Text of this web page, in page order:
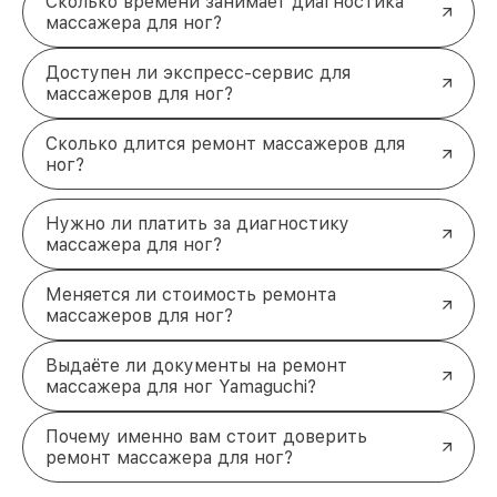
оплата удобным способом, а также доставка
устройства после ремонта.
Решение распространённых
неисправностей массажеров для
ног Yamaguchi
Устройства Yamaguchi требуют своевременного
вмешательства при любых признаках
неисправности. В рамках ремонта выполняются
следующие работы:
Комплексная чистка массажера для ног
Yamaguchi для удаления загрязнений и
восстановления работоспособности.
Ремонт кнопки управления, включая замену
изношенных или повреждённых элементов.
Настройка и калибровка устройства для
обеспечения корректной работы всех
функций.
Ремонт корпуса массажера, предполагающий
механических повреждений.
Замена шнура питания для обеспечения
безопасной эксплуатации прибора.
массажера для ног?
Доступен ли экспресс-сервис для
массажеров для ног?
Сколько длится ремонт массажеров для
ног?
Нужно ли платить за диагностику
массажера для ног?
Меняется ли стоимость ремонта
массажеров для ног?
Выдаёте ли документы на ремонт
массажера для ног Yamaguchi?
Почему именно вам стоит доверить
ремонт массажера для ног?